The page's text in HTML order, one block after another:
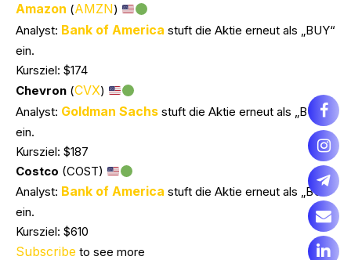
Amazon (AMZN)
Analyst: Bank of America stuft die Aktie erneut als „BUY“
ein.
Kursziel: $174
Chevron (CVX)
Analyst: Goldman Sachs stuft die Aktie erneut als „BUY“
ein.
Kursziel: $187
Costco (COST)
Analyst: Bank of America stuft die Aktie erneut als „BUY“
ein.
Kursziel: $610
Subscribe to see more